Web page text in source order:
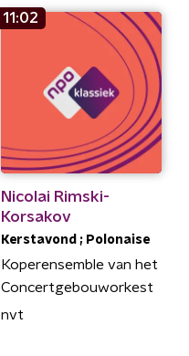
11:02
Nicolai Rimski-
Korsakov
Kerstavond ; Polonaise
Koperensemble van het
Concertgebouworkest
nvt